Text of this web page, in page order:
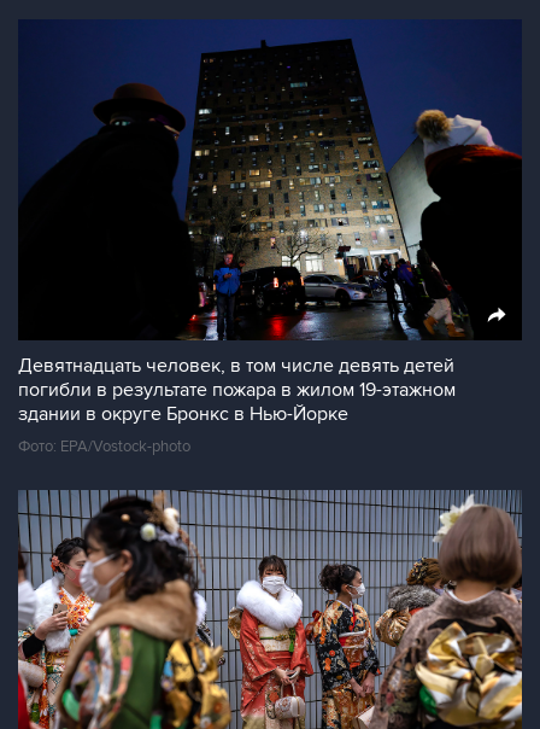
Девятнадцать человек, в том числе девять детей
погибли в результате пожара в жилом 19-этажном
здании в округе Бронкс в Нью-Йорке
Фото: EPA/Vostock-photo